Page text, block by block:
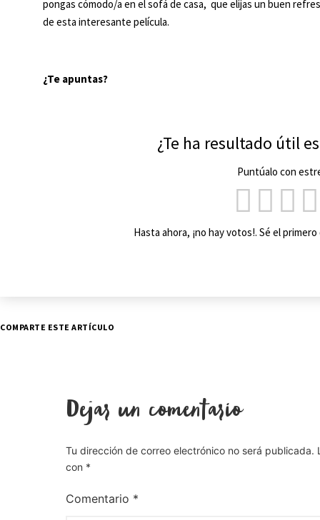
pongas cómodo/a en el sofá de casa, que elijas un buen
de esta interesante película.
¿Te apuntas?
¿Te ha resultado útil
Puntúalo con
Hasta ahora, ¡no hay votos!. Sé el
COMPARTE ESTE ARTÍCULO
Dejar un comentario
Tu dirección de correo electrónico no será publicada.
con *
Comentario *